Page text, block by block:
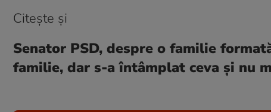
Citește și
Senator PSD, despre o familie
familie, dar s-a întâmplat ceva şi nu